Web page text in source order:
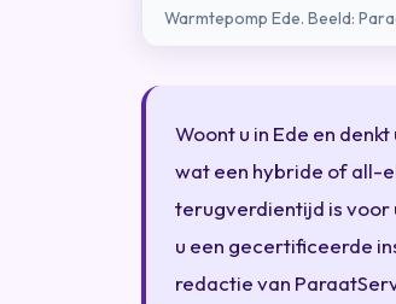
Warmtepomp Ede. Beeld:
Woont u in Ede en
wat een hybride of all-
terugverdientijd is voor
u een gecertificeerde
redactie van